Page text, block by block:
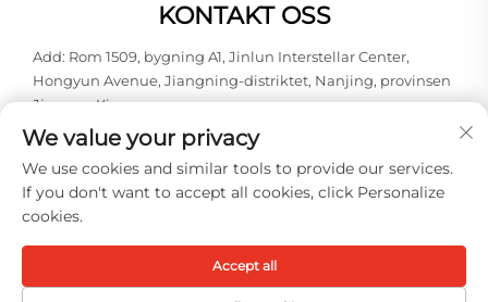
KONTAKT OSS
Add: Rom 1509, bygning A1, Jinlun Interstellar Center,
Hongyun Avenue, Jiangning-distriktet, Nanjing, provinsen
Jiangsu, Kina
Tlf:+86-13851848144
E-post: [email protected]
Opphavsrett © 2026 Nanjing Tooljoy Hardware Technology Co.,
Ltd. Alle rettigheter forbeholdt -
We value your privacy
We use cookies and similar tools to provide our services.
If you don't want to accept all cookies, click Personalize
cookies.
Accept all